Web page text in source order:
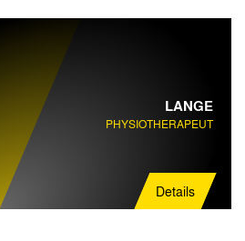
LANGE
PHYSIOTHERAPEUT
Details